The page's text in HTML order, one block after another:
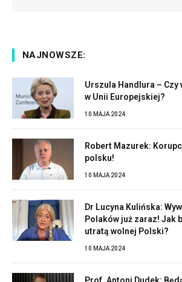
NAJNOWSZE:
Urszula Handlura – Czy
w Unii Europejskiej?
10 MAJA 2024
Robert Mazurek:
polsku!
10 MAJA 2024
Dr Lucyna Kulińska:
Polaków już zaraz! Jak
utratą wolnej Polski?
10 MAJA 2024